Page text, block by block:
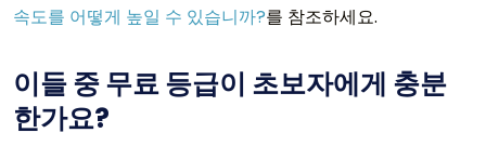
속도를 어떻게 높일 수 있습니까?를 참조하세요.
이들 중 무료 등급이 초보자에게 충분
한가요?